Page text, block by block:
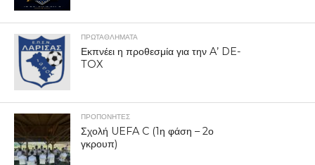
ΠΡΩΤΑΘΛΉΜΑΤΑ
Εκπνέει η προθεσμία για την A’ DE-
TOX
ΠΡΟΠΟΝΗΤΈΣ
Σχολή UEFA C (1η φάση – 2ο
γκρουπ)